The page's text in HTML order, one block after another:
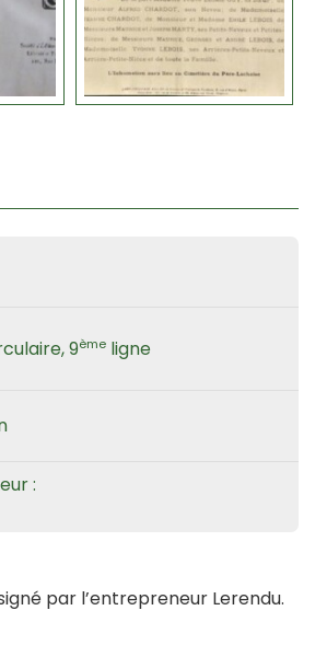
9ème ligne
:
par l’entrepreneur Lerendu.